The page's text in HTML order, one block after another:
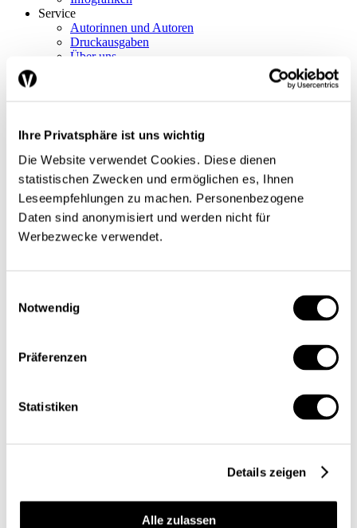
Ihre Privatsphäre ist uns wichtig
Die Website verwendet Cookies. Diese dienen
statistischen Zwecken und ermöglichen es, Ihnen
Leseempfehlungen zu machen. Personenbezogene
Daten sind anonymisiert und werden nicht für
Werbezwecke verwendet.
Notwendig
Präferenzen
Statistiken
Details zeigen
Alle zulassen
Service
Autorinnen und Autoren
Druckausgaben
Über uns
Die App
Abo
Themen
Arbeitsmarkt
Finanzen / Steuern
Finanzmärkte
International
Meinungen
Nachgefragt
Konjunkturtendenzen
Druckausgaben